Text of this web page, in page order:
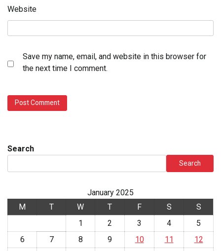
Website
Save my name, email, and website in this browser for
the next time I comment.
Search
Search
January 2025
M
T W T F S
S
1
2 3 4
5
6
7 8 9 10 11
12